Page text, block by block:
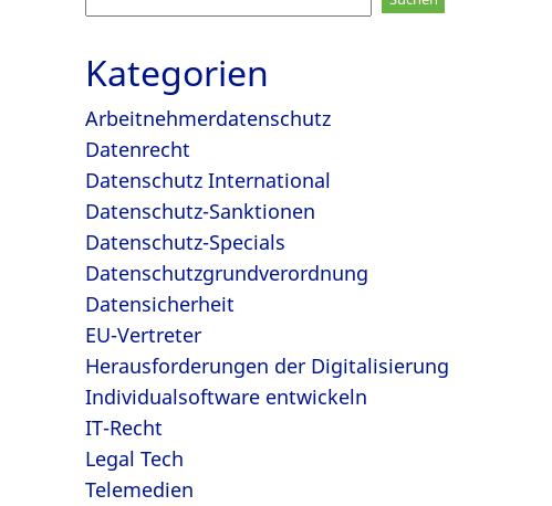
nach:
Kategorien
Arbeitnehmerdatenschutz
Datenrecht
Datenschutz International
Datenschutz-Sanktionen
Datenschutz-Specials
Datenschutzgrundverordnung
Datensicherheit
EU-Vertreter
Herausforderungen der Digitalisierung
Individualsoftware entwickeln
IT-Recht
Legal Tech
Telemedien